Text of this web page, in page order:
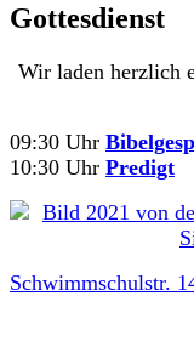
Gottesdienst
Wir laden herzlich
09:30 Uhr
10:30 Uhr Predigt
Schwimmschulstr.